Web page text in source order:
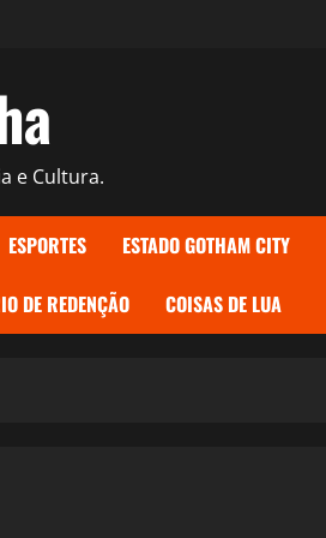
e Cultura.
ESPORTES ESTADO GOTHAM CITY
DE REDENÇÃO COISAS DE LUA